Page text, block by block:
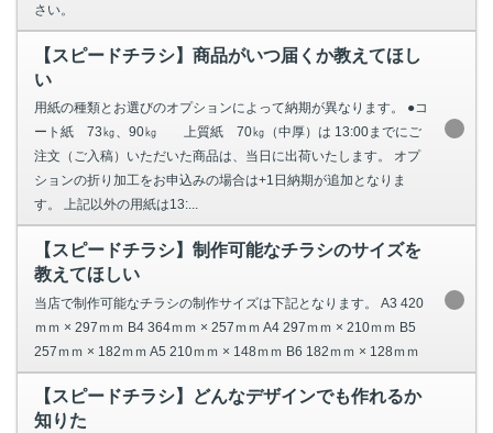
さい。
【スピードチラシ】商品がいつ届くか教えてほし
い
用紙の種類とお選びのオプションによって納期が異なります。 ●コ
ート紙 73㎏、90㎏ 上質紙 70㎏（中厚）は 13:00までにご
注文（ご入稿）いただいた商品は、当日に出荷いたします。 オプ
ションの折り加工をお申込みの場合は+1日納期が追加となりま
す。 上記以外の用紙は13:...
【スピードチラシ】制作可能なチラシのサイズを
教えてほしい
当店で制作可能なチラシの制作サイズは下記となります。 A3 420
ｍｍ × 297ｍｍ B4 364ｍｍ × 257ｍｍ A4 297ｍｍ × 210ｍｍ B5
257ｍｍ × 182ｍｍ A5 210ｍｍ × 148ｍｍ B6 182ｍｍ × 128ｍｍ
【スピードチラシ】どんなデザインでも作れるか
知りた